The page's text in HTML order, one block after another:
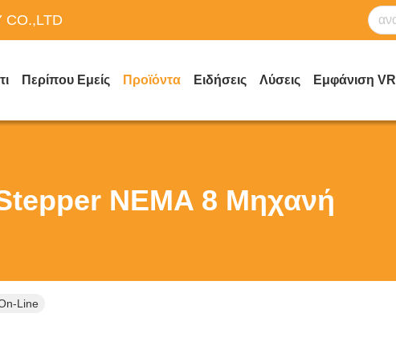
CO.,LTD
Περίπου Εμείς Προϊόντα Ειδήσεις Λύσεις Εμφάνιση VR
NEMA 8 Μηχανή
Line